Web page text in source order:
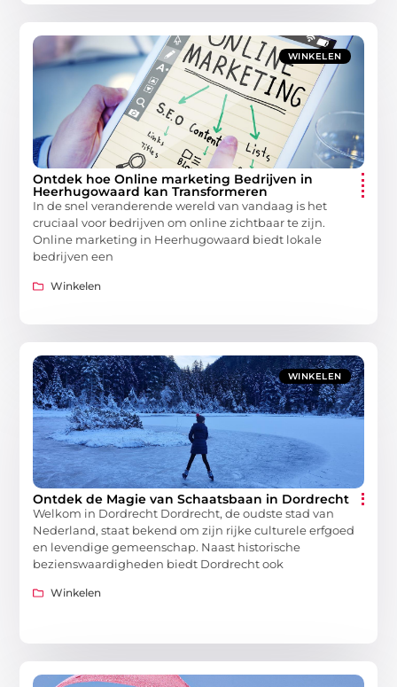
WINKELEN
Ontdek hoe Online marketing Bedrijven in
Heerhugowaard kan Transformeren
In de snel veranderende wereld van vandaag is het
cruciaal voor bedrijven om online zichtbaar te zijn.
Online marketing in Heerhugowaard biedt lokale
bedrijven een
Winkelen
WINKELEN
Ontdek de Magie van Schaatsbaan in Dordrecht
Welkom in Dordrecht Dordrecht, de oudste stad van
Nederland, staat bekend om zijn rijke culturele erfgoed
en levendige gemeenschap. Naast historische
bezienswaardigheden biedt Dordrecht ook
Winkelen